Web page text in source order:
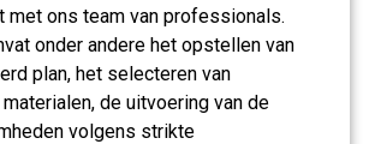
met ons team van professionals.
onder andere het opstellen van
plan, het selecteren van
de uitvoering van de
volgens strikte